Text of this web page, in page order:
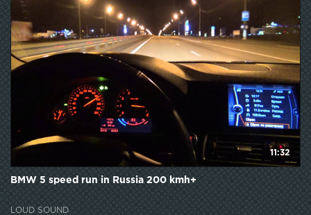
11:32
BMW 5 speed run in Russia 200 kmh+
LOUD SOUND